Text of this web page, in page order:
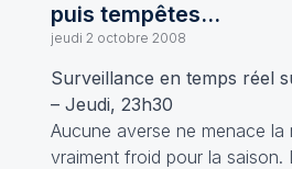
puis tempêtes...
jeudi 2 octobre 2008
Surveillance en temps réel
– Jeudi, 23h30
Aucune averse ne menace la
vraiment froid pour la saison.